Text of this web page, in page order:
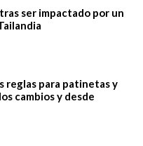
ser impactado por un
reglas para patinetas y
cambios y desde